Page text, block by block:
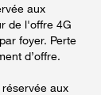
aux
de l'offre 4G
foyer. Perte
d’offre.
réservée aux